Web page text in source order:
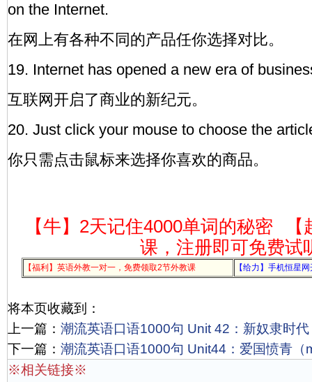
on the Internet.
在网上有各种不同的产品任你选择对比。
19. Internet has opened a new era of
互联网开启了商业的新纪元。
20. Just click your mouse to choose the
你只需点击鼠标来选择你喜欢的商品。
【牛】2天记住4000单词的秘密
课，注册即可免费试
【福利】英语外教一对一，免费领取2节外教课 【给力】手机恒星
将本页收藏到：
上一篇： 潮流英语口语1000句 Unit 42：新奴隶时
下一篇： 潮流英语口语1000句 Unit44：爱国愤青（
※相关链接※